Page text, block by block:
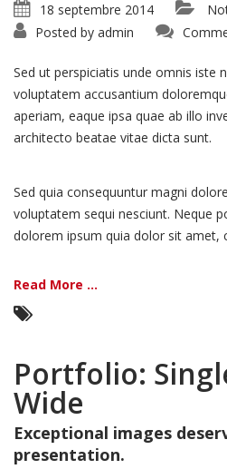
18 septembre 2014
Posted by admin
Sed ut perspiciatis unde omnis iste
voluptatem accusantium
aperiam, eaque ipsa quae ab illo
architecto beatae vitae dicta sunt.
Sed quia consequuntur magni
voluptatem sequi nesciunt. Neque
dolorem ipsum quia dolor sit amet,
Read More ...
Portfolio:
Wide
Exceptional images
presentation.